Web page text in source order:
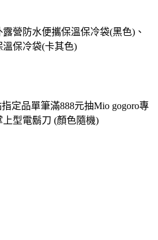
營防水便攜保溫保冷袋(黑色)、
溫保冷袋(卡其色)
指定品單筆滿888元抽Mio gogoro專
型電鬍刀 (顏色隨機)